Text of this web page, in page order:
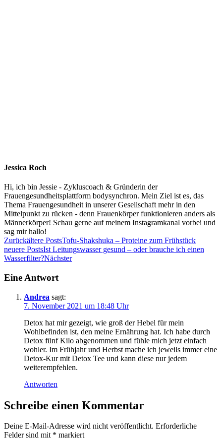
Jessica Roch
Hi, ich bin Jessie - Zykluscoach & Gründerin der
Frauengesundheitsplattform bodysynchron. Mein Ziel ist es, das
Thema Frauengesundheit in unserer Gesellschaft mehr in den
Mittelpunkt zu rücken - denn Frauenkörper funktionieren anders als
Männerkörper! Schau gerne auf meinem Instagramkanal vorbei und
sag mir hallo!
Zurückältere PostsTofu-Shakshuka – Proteine zum Frühstück
neuere PostsIst Leitungswasser gesund – oder brauche ich einen
Wasserfilter?Nächster
Eine Antwort
Andrea sagt:
7. November 2021 um 18:48 Uhr
Detox hat mir gezeigt, wie groß der Hebel für mein
Wohlbefinden ist, den meine Ernährung hat. Ich habe durch
Detox fünf Kilo abgenommen und fühle mich jetzt einfach
wohler. Im Frühjahr und Herbst mache ich jeweils immer eine
Detox-Kur mit Detox Tee und kann diese nur jedem
weiterempfehlen.
Antworten
Schreibe einen Kommentar
Deine E-Mail-Adresse wird nicht veröffentlicht. Erforderliche
Felder sind mit * markiert